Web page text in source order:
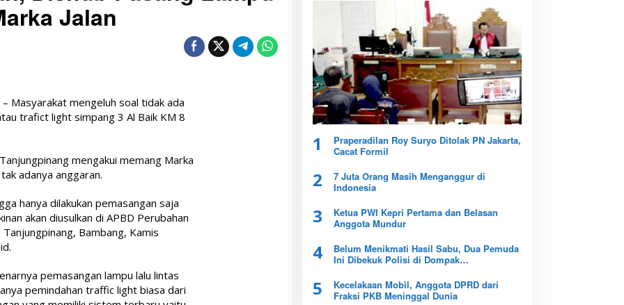
Jalan
– Masyarakat mengeluh soal tidak ada
trafict light simpang 3 Al Baik KM 8
mengakui memang Marka
adanya anggaran.
hanya dilakukan pemasangan saja
akan diusulkan di APBD Perubahan
Bambang, Kamis
pemasangan lampu lalu lintas
pemindahan traffic light biasa dari
1
Praperadilan Roy Suryo Ditolak PN Jakarta,
Cacat Formil
2
7 Juta Orang Masih Menganggur di
Indonesia
3
Ketua PWI Kepri Pertama dan Belasan
Anggota Mundur
4
Belum Menikmati Hasil Sabu, Dua Pemuda
Ini Dibekuk Polisi di Dompak
5
Kecelakaan Mobil, Anggota DPRD dari
Fraksi PKB Meninggal Dunia